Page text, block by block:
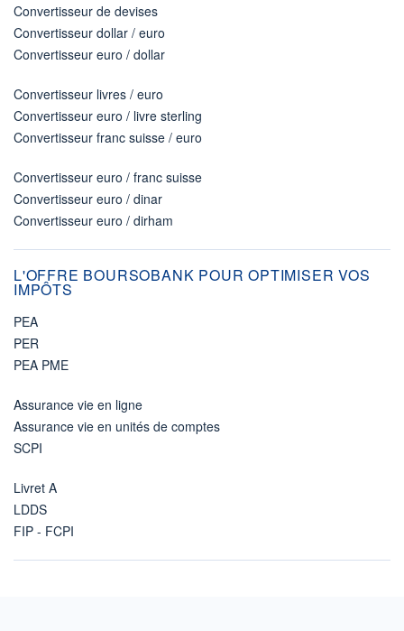
Convertisseur de devises
Convertisseur dollar / euro
Convertisseur euro / dollar
Convertisseur livres / euro
Convertisseur euro / livre sterling
Convertisseur franc suisse / euro
Convertisseur euro / franc suisse
Convertisseur euro / dinar
Convertisseur euro / dirham
L'OFFRE BOURSOBANK POUR OPTIMISER VOS
IMPÔTS
PEA
PER
PEA PME
Assurance vie en ligne
Assurance vie en unités de comptes
SCPI
Livret A
LDDS
FIP - FCPI